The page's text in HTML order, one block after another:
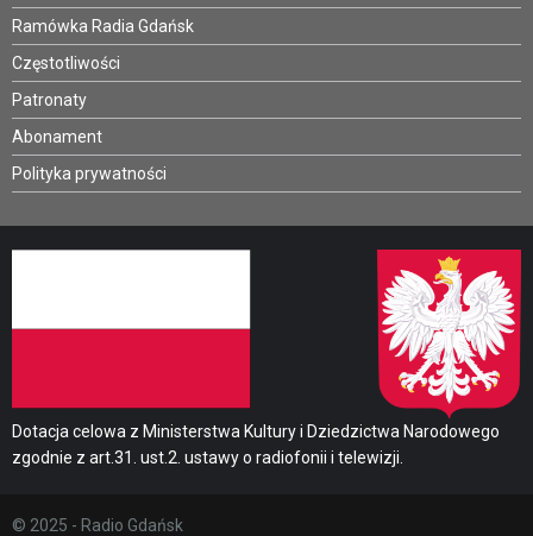
Ramówka Radia Gdańsk
Częstotliwości
Patronaty
Abonament
Polityka prywatności
Dotacja celowa z Ministerstwa Kultury i Dziedzictwa Narodowego
zgodnie z art.31. ust.2. ustawy o radiofonii i telewizji.
© 2025 - Radio Gdańsk